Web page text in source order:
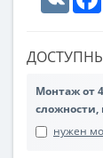
Монтаж от
сложности,
нужен